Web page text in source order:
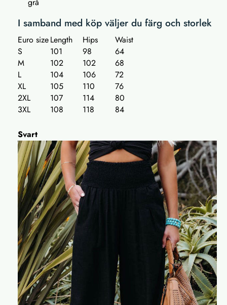
I samband med köp väljer du färg och storlek
Euro sizeLength Hips
Waist
S
101 98
64
M
102 102
68
L
104 106
72
XL
105 110
76
2XL
107 114
80
3XL
108 118 84
Svart